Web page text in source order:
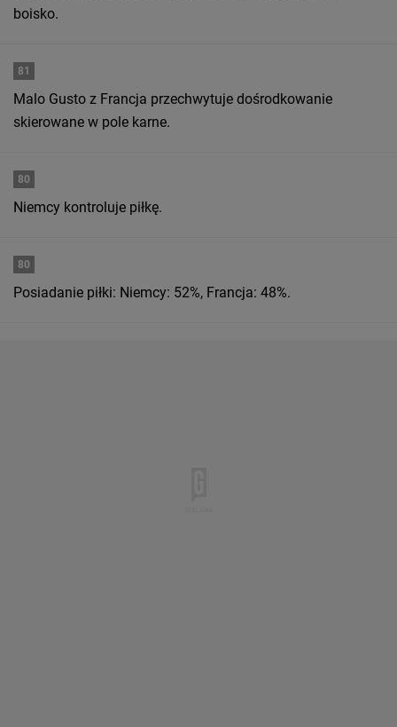
boisko.
81
Malo Gusto z Francja przechwytuje dośrodkowanie
skierowane w pole karne.
80
Niemcy kontroluje piłkę.
80
Posiadanie piłki: Niemcy: 52%, Francja: 48%.